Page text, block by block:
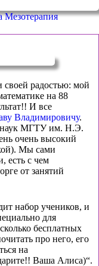
Мезотерапия
своей радостью: мой
на 88
И все
Владимировичу.
наук МГТУ им. Н.Э.
очень высокий
Мы сами
есть с чем
от занятий
набор учеников, и
для
бесплатных
про него, его
на
Ваша Алиса)“.